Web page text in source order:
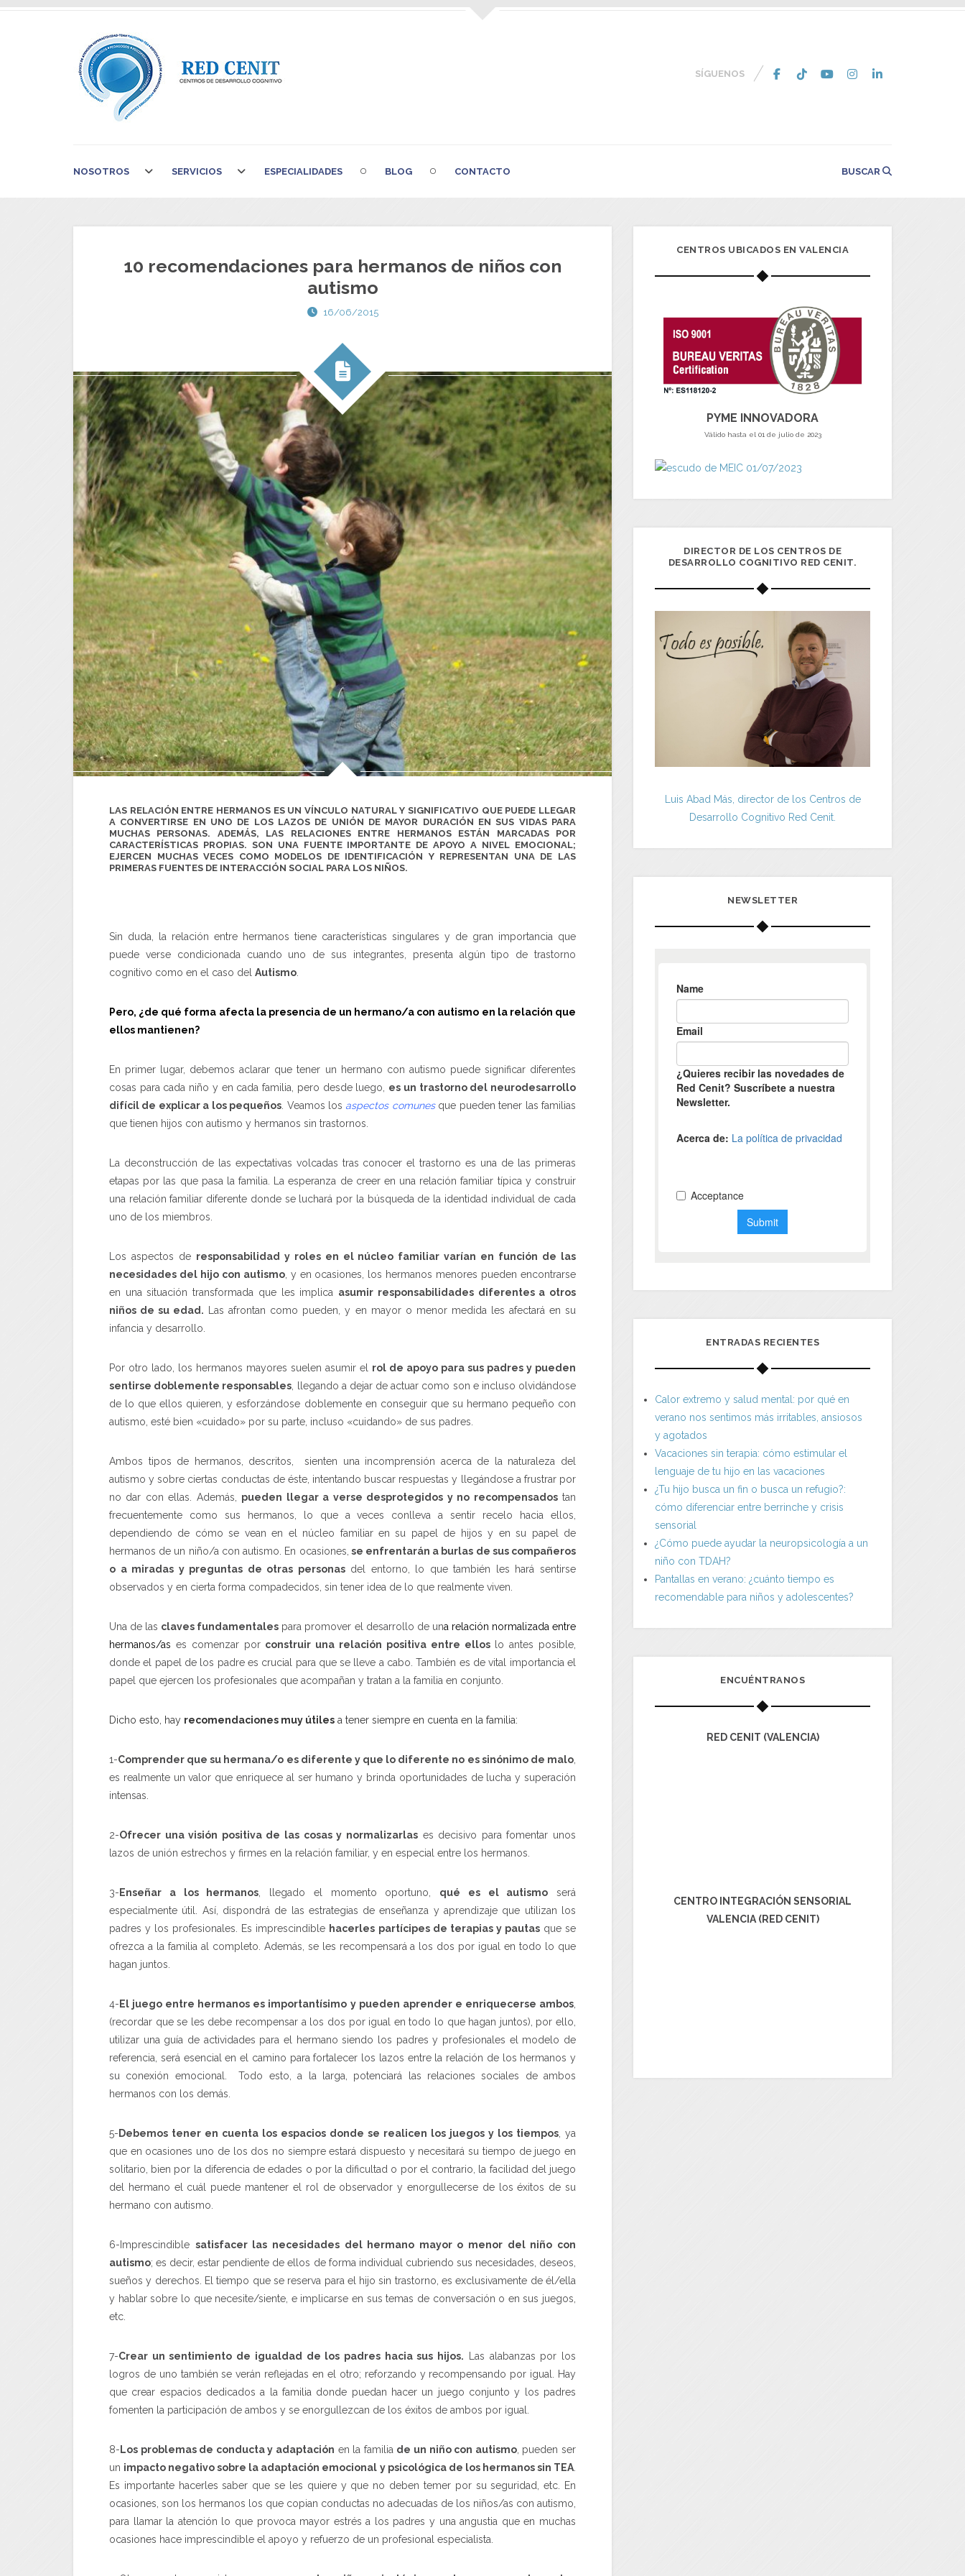
SÍGUENOS
NOSOTROS SERVICIOS ESPECIALIDADES BLOG CONTACTO BUSCAR
10 recomendaciones para hermanos de niños con
autismo
16/06/2015
LAS RELACIÓN ENTRE HERMANOS ES UN VÍNCULO NATURAL Y SIGNIFICATIVO QUE PUEDE LLEGAR
A CONVERTIRSE EN UNO DE LOS LAZOS DE UNIÓN DE MAYOR DURACIÓN EN SUS VIDAS PARA
MUCHAS PERSONAS. ADEMÁS, LAS RELACIONES ENTRE HERMANOS ESTÁN MARCADAS POR
CARACTERÍSTICAS PROPIAS. SON UNA FUENTE IMPORTANTE DEAPOYO A NIVEL EMOCIONAL;
EJERCEN MUCHAS VECES COMO MODELOS DE IDENTIFICACIÓN Y REPRESENTAN UNA DE LAS
PRIMERAS FUENTES DE INTERACCIÓN SOCIAL PARA LOS NIÑOS.
Sin duda, la relación entre hermanos tiene características singulares y de gran importancia que
puede verse condicionada cuando uno de sus integrantes, presenta algún tipo de trastorno
cognitivo como en el caso del Autismo
Pero, ¿de qué forma afecta la presencia de un hermano/a con autismo en la relación que
ellos mantienen?
En primer lugar, debemos aclarar que tener un hermano con autismo puede significar diferentes
cosas para cada niño y en cada familia, pero desde luego, es un trastorno del neurodesarrollo
difícil de explicar a los pequeños . Veamos los aspectos comunesque pueden tener las familias
que tienen hijos con autismo y hermanos sin trastornos.
La deconstrucción de las expectativas volcadas tras conocer el trastorno es una de las primeras
etapas por las que pasa la familia. La esperanza de creer en una relación familiar típica y construir
una relación familiar diferente donde se luchará por la búsqueda de la identidad individual de cada
uno de los miembros.
Los aspectos de responsabilidad y roles en el núcleo familiar varían en función de las
necesidades del hijo con autismo, y en ocasiones, los hermanos menores pueden encontrarse
en una situación transformada que les implica asumir responsabilidades diferentes a otros
niños de su edad. Las afrontan como pueden, y en mayor o menor medida les afectará en su
infancia y desarrollo.
Por otro lado, los hermanos mayores suelen asumir el rol de apoyo para sus padres y pueden
sentirse doblemente responsables , llegando a dejar de actuar como son e incluso olvidándose
de lo que ellos quieren, y esforzándose doblemente en conseguir que su hermano pequeño con
autismo, esté bien «cuidado» por su parte, incluso «cuidando» de sus padres.
Ambos tipos de hermanos, descritos, sienten una incomprensión acerca de la naturaleza del
autismo y sobre ciertas conductas de éste, intentando buscar respuestas y llegándose a frustrar por
no dar con ellas. Además, pueden llegar a verse desprotegidos y no recompensadostan
frecuentemente como sus hermanos, lo que a veces conlleva a sentir recelo hacia ellos,
dependiendo de cómo se vean en el núcleo familiar en su papel de hijos y en su papel de
hermanos de un niño/a con autismo. En ocasiones, se enfrentarán a burlas de sus compañeros
o a miradas y preguntas de otras personasdel entorno, lo que también les hará sentirse
observados y en cierta forma compadecidos, sin tener idea de lo que realmente viven.
Una de las claves fundamentales para promover el desarrollo de una relación normalizada entre
hermanos/as es comenzar por construir una relación positiva entre elloslo antes posible,
donde el papel de los padre es crucial para que se lleve a cabo. También es de vital importancia el
papel que ejercen los profesionales que acompañan y tratan a la familia en conjunto.
Dicho esto, hay recomendaciones muy útiles a tener siempre en cuenta en la familia:
1-Comprender que su hermana/o es diferente y que lo diferente no es sinónimo de malo
es realmente un valor que enriquece al ser humano y brinda oportunidades de lucha y superación
intensas.
2-Ofrecer una visión positiva de las cosas y normalizarlases decisivo para fomentar unos
lazos de unión estrechos y firmes en la relación familiar, y en especial entre los hermanos.
3-Enseñar a los hermanos , llegado el momento oportuno, qué es el autismo será
especialmente útil. Así, dispondrá de las estrategias de enseñanza y aprendizaje que utilizan los
padres y los profesionales. Es imprescindible hacerles partícipes de terapias y pautasque se
ofrezca a la familia al completo. Además, se les recompensará a los dos por igual en todo lo que
hagan juntos.
4-El juego entre hermanos es importantísimo y pueden aprender e enriquecerse ambos
(recordar que se les debe recompensar a los dos por igual en todo lo que hagan juntos), por ello,
utilizar una guía de actividades para el hermano siendo los padres y profesionales el modelo de
referencia, será esencial en el camino para fortalecer los lazos entre la relación de los hermanos y
su conexión emocional. Todo esto, a la larga, potenciará las relaciones sociales de ambos
hermanos con los demás.
5-Debemos tener en cuenta los espacios donde se realicen los juegos y los tiempos , ya
que en ocasiones uno de los dos no siempre estará dispuesto y necesitará su tiempo de juego en
solitario, bien por la diferencia de edades o por la dificultad o por el contrario, la facilidad del juego
del hermano el cuál puede mantener el rol de observador y enorgullecerse de los éxitos de su
hermano con autismo.
6-Imprescindible satisfacer las necesidades del hermano mayor o menor del niño con
autismo; es decir, estar pendiente de ellos de forma individual cubriendo sus necesidades, deseos,
sueños y derechos. El tiempo que se reserva para el hijo sin trastorno, es exclusivamente de él/ella
y hablar sobre lo que necesite/siente, e implicarse en sus temas de conversación o en sus juegos,
etc.
7-Crear un sentimiento de igualdad de los padres hacia sus hijos. Las alabanzas por los
logros de uno también se verán reflejadas en el otro; reforzando y recompensando por igual. Hay
que crear espacios dedicados a la familia donde puedan hacer un juego conjunto y los padres
fomenten la participación de ambos y se enorgullezcan de los éxitos de ambos por igual.
8-Los problemas de conducta y adaptación en la familia de un niño con autismo, pueden ser
un impacto negativo sobre la adaptación emocional y psicológica de los hermanos sin TEA
Es importante hacerles saber que se les quiere y que no deben temer por su seguridad, etc. En
ocasiones, son los hermanos los que copian conductas no adecuadas de los niños/as con autismo,
para llamar la atención lo que provoca mayor estrés a los padres y una angustia que en muchas
ocasiones hace imprescindible el apoyo y refuerzo de un profesional especialista.
CENTROS UBICADOS EN VALENCIA
PYME INNOVADORA
Válido hasta el 01 de julio de 2023
DIRECTOR DE LOS CENTROS DE
DESARROLLO COGNITIVO RED CENIT.
Luis Abad Más, director de los Centros de
Desarrollo Cognitivo Red Cenit.
NEWSLETTER
ENTRADAS RECIENTES
Calor extremo y salud mental: por qué en
verano nos sentimos más irritables, ansiosos
y agotados
Vacaciones sin terapia: cómo estimular el
lenguaje de tu hijo en las vacaciones
¿Tu hijo busca un fin o busca un refugio?:
cómo diferenciar entre berrinche y crisis
sensorial
¿Cómo puede ayudar la neuropsicología a un
niño con TDAH?
Pantallas en verano: ¿cuánto tiempo es
recomendable para niños y adolescentes?
ENCUÉNTRANOS
RED CENIT (VALENCIA)
CENTRO INTEGRACIÓN SENSORIAL
VALENCIA (RED CENIT)